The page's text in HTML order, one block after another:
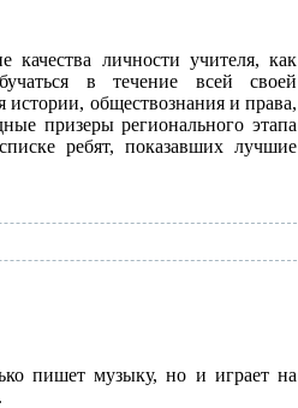
качества личности учителя, как
в течение всей своей
истории, обществознания и права,
призеры регионального этапа
ребят, показавших лучшие
пишет музыку, но и играет на